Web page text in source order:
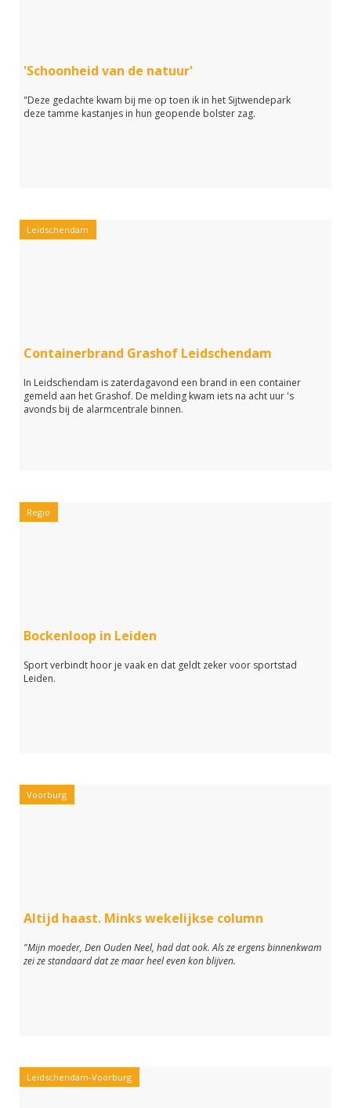
'Schoonheid van de natuur'
"Deze gedachte kwam bij me op toen ik in het Sijtwendepark
deze tamme kastanjes in hun geopende bolster zag.
Leidschendam
Containerbrand Grashof Leidschendam
In Leidschendam is zaterdagavond een brand in een container
gemeld aan het Grashof. De melding kwam iets na acht uur 's
avonds bij de alarmcentrale binnen.
Regio
Bockenloop in Leiden
Sport verbindt hoor je vaak en dat geldt zeker voor sportstad
Leiden.
Voorburg
Altijd haast. Minks wekelijkse column
"Mijn moeder, Den Ouden Neel, had dat ook. Als ze ergens binnenkwam
zei ze standaard dat ze maar heel even kon blijven.
Leidschendam-Voorburg